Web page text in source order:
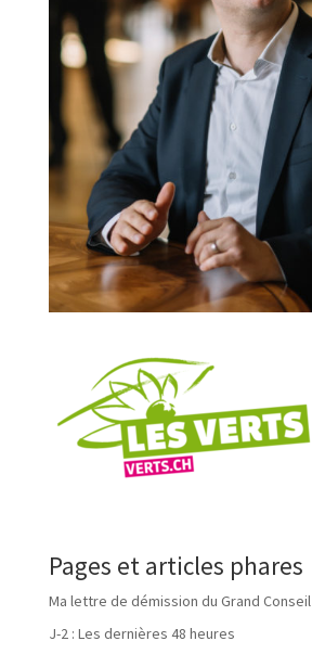
Pages et articles phares
Ma lettre de démission du Grand Conseil
J-2 : Les dernières 48 heures